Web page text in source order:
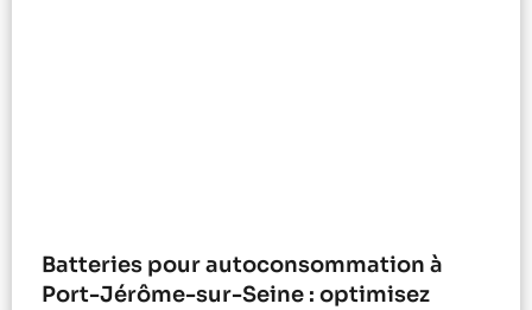
Batteries pour autoconsommation à
Port-Jérôme-sur-Seine : optimisez